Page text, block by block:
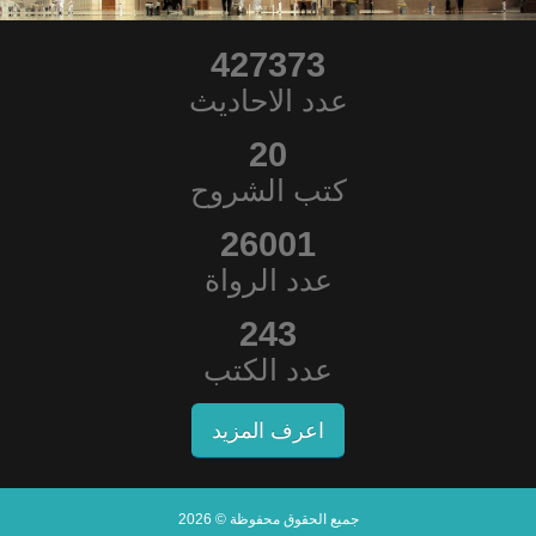
427373
عدد الاحاديث
20
كتب الشروح
26001
عدد الرواة
243
عدد الكتب
اعرف المزيد
جميع الحقوق محفوظة © 2026